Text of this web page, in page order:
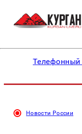
Телефонный
Новости России